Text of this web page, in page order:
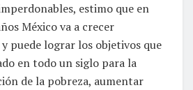
estimo que en
México va a crecer
puede lograr los objetivos que
en todo un siglo para la
de la pobreza, aumentar